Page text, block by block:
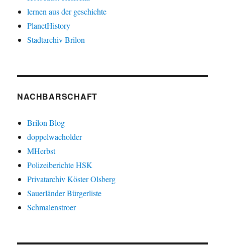
lernen aus der geschichte
PlanetHistory
Stadtarchiv Brilon
NACHBARSCHAFT
Brilon Blog
doppelwacholder
MHerbst
Polizeiberichte HSK
Privatarchiv Köster Olsberg
Sauerländer Bürgerliste
Schmalenstroer